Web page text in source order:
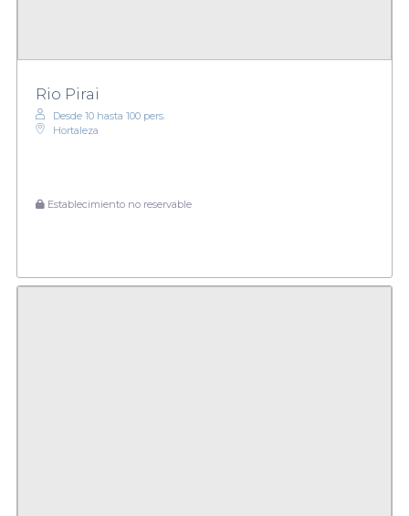
Rio Pirai
Desde 10 hasta 100 pers.
Hortaleza
Establecimiento no reservable